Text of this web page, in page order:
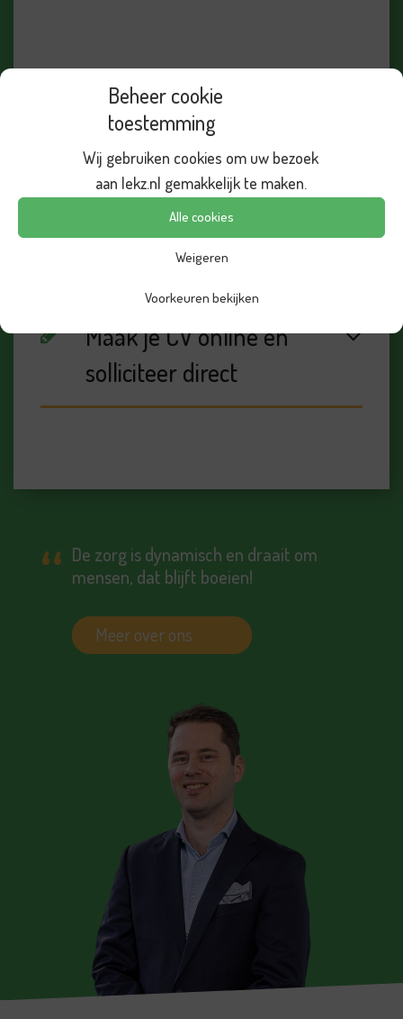
Beheer cookie
toestemming
Wij gebruiken cookies om uw bezoek
aan lekz.nl gemakkelijk te maken.
Alle cookies
Weigeren
Voorkeuren bekijken
Solliciteer via Whatsapp
Solliciteer via formulier
met eigen CV upload
Maak je CV online en
solliciteer direct
De zorg is dynamisch en draait om
mensen, dat blijft boeien!
Meer over ons